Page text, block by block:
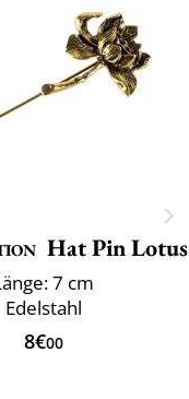
Hat Pin Lotus
7 cm
Edelstahl
8€00